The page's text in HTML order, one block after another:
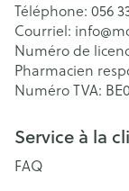
Téléphone: 056
Courriel: info@
Numéro de
Pharmacien
Numéro TVA:
Service à la
FAQ